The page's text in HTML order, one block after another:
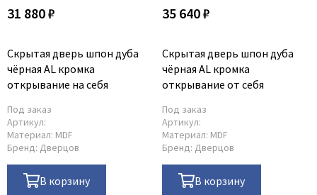
31 880 ₽
Скрытая дверь шпон дуба
чёрная AL кромка
открывание на себя
Под заказ
Артикул:
Материал: MDF
Бренд: Дверцов
В корзину
35 640 ₽
Скрытая дверь шпон дуба
чёрная AL кромка
открывание от себя
Под заказ
Артикул:
Материал: MDF
Бренд: Дверцов
В корзину